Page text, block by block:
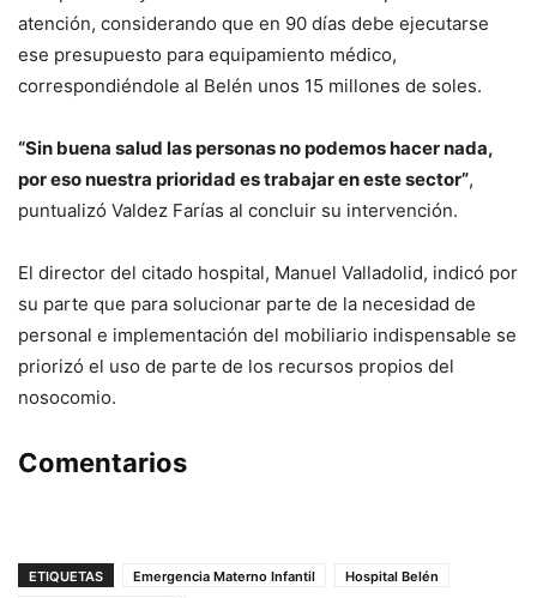
atención, considerando que en 90 días debe ejecutarse
ese presupuesto para equipamiento médico,
correspondiéndole al Belén unos 15 millones de soles.
“Sin buena salud las personas no podemos hacer nada,
por eso nuestra prioridad es trabajar en este sector”,
puntualizó Valdez Farías al concluir su intervención.
El director del citado hospital, Manuel Valladolid, indicó por
su parte que para solucionar parte de la necesidad de
personal e implementación del mobiliario indispensable se
priorizó el uso de parte de los recursos propios del
nosocomio.
Comentarios
ETIQUETAS Emergencia Materno Infantil
Hospital Belén